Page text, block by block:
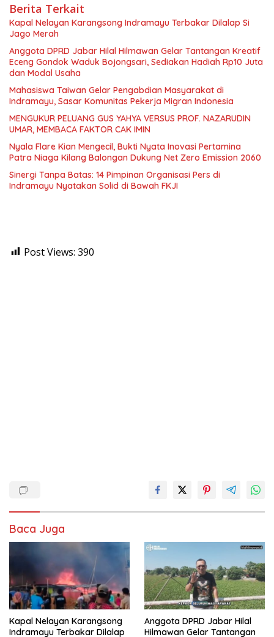
Berita Terkait
Kapal Nelayan Karangsong Indramayu Terbakar Dilalap Si
Jago Merah
Anggota DPRD Jabar Hilal Hilmawan Gelar Tantangan Kreatif
Eceng Gondok Waduk Bojongsari, Sediakan Hadiah Rp10 Juta
dan Modal Usaha
Mahasiswa Taiwan Gelar Pengabdian Masyarakat di
Indramayu, Sasar Komunitas Pekerja Migran Indonesia
MENGUKUR PELUANG GUS YAHYA VERSUS PROF. NAZARUDIN
UMAR, MEMBACA FAKTOR CAK IMIN
Nyala Flare Kian Mengecil, Bukti Nyata Inovasi Pertamina
Patra Niaga Kilang Balongan Dukung Net Zero Emission 2060
Sinergi Tanpa Batas: 14 Pimpinan Organisasi Pers di
Indramayu Nyatakan Solid di Bawah FKJI
Post Views: 390
Baca Juga
Kapal Nelayan Karangsong
Indramayu Terbakar Dilalap
Anggota DPRD Jabar Hilal
Hilmawan Gelar Tantangan